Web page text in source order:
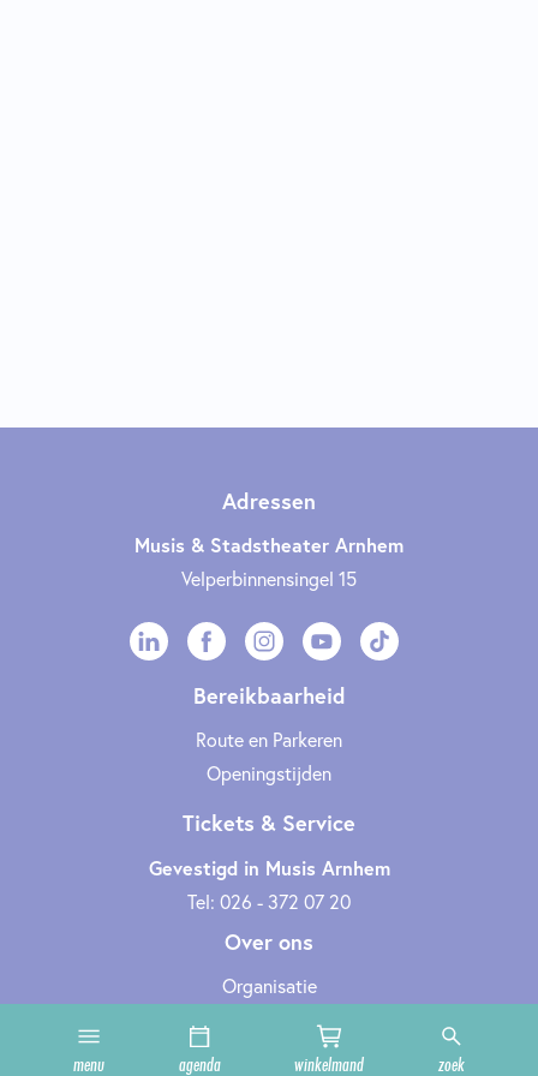
menu agenda winkelmand zoek
Adressen
Musis & Stadstheater Arnhem
Velperbinnensingel 15
Bereikbaarheid
Route en Parkeren
Openingstijden
Tickets & Service
Gevestigd in Musis Arnhem
Tel: 026 - 372 07 20
Over ons
Organisatie
Cultuurclub